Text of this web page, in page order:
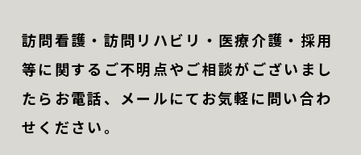
訪問看護・訪問リハビリ・医療介護・採用
等に関するご不明点やご相談がございまし
たらお電話、メールにてお気軽に問い合わ
せください。